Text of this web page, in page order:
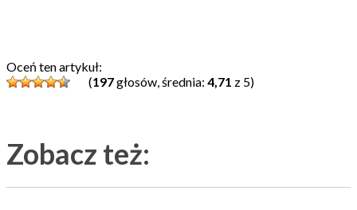
Oceń ten artykuł:
(197głosów, średnia: 4,71 z 5)
Zobacz też: